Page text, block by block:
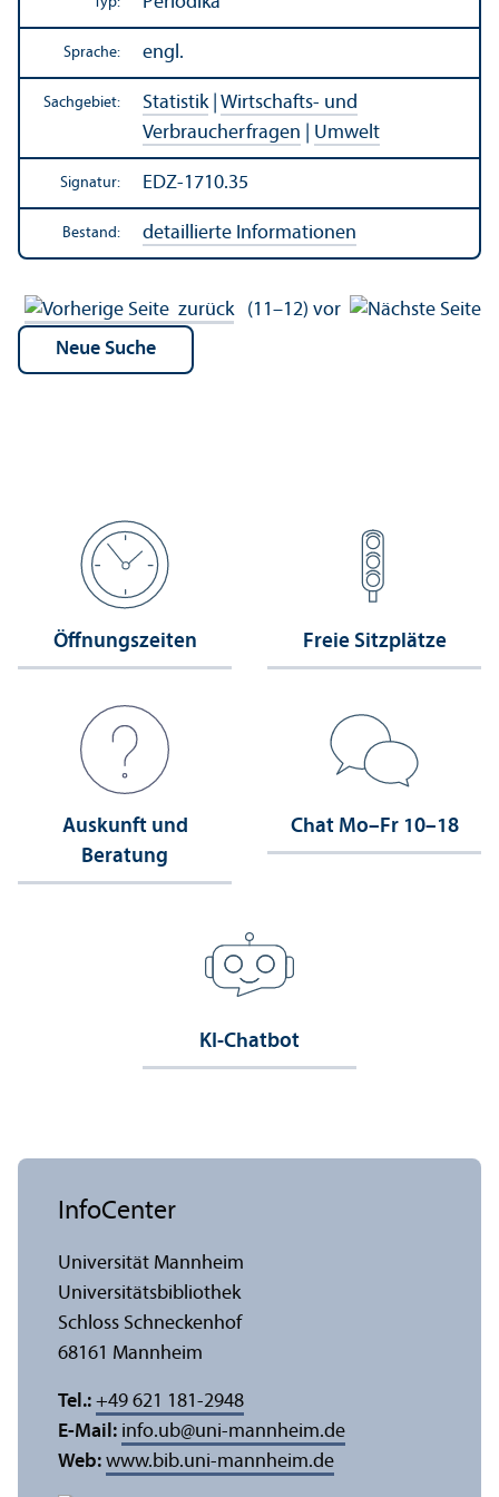
Sprache: engl.
Sachgebiet: Statistik| Wirtschafts- und
Verbraucherfragen
Umwelt
Signatur: EDZ-1710.35
Bestand: detaillierte Informationen
zurück(11–12) vor
Öffnungs­zeiten Freie Sitzplätze
Auskunft und
Beratung
Chat Mo–Fr 10–18
KI-Chatbot
InfoCenter
Universität Mannheim
Universitäts­bibliothek
Schloss Schneckenhof
68161 Mannheim
Tel.: +49 621 181-2948
E-Mail: info.ub@uni-mannheim.de
Web: www.bib.uni-mannheim.de